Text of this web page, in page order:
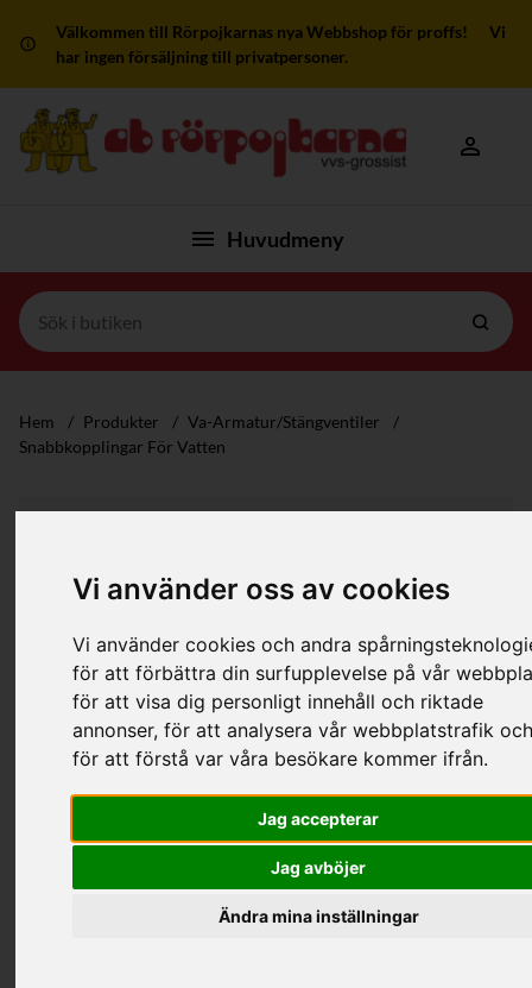
Vi använder oss av cookies
Vi använder cookies och andra
för att förbättra din surfupplevelse på vår
för att visa dig personligt innehåll och riktade
annonser, för att analysera vår webbplatstrafik
för att förstå var våra besökare kommer ifrån.
Jag accepterar
Jag avböjer
Ändra mina inställningar
Välkommen till Rörpojkarnas nya Webbshop för proffs! Vi
har ingen försäljning till privatpersoner.
Mitt
Huvudmeny
Hem / Produkter / Va-Armatur/Stängventiler
/
Snabbkopplingar För Vatten
Kategorier
Snabbkopplingar För Vatten
Visa